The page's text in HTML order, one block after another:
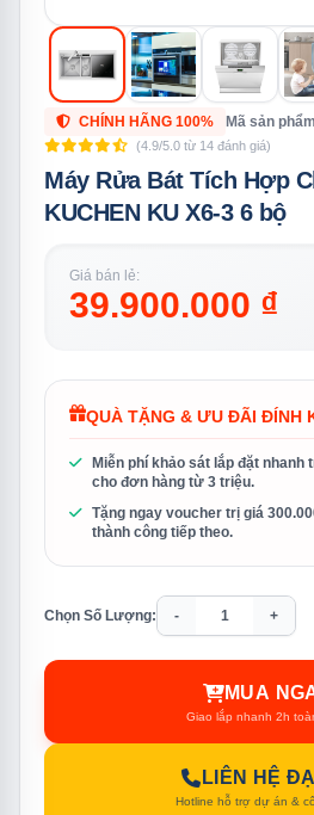
CHÍNH HÃNG 100% Mã sản
(4.9/5.0 từ 14 đánh giá)
Máy Rửa Bát Tích Hợp
KUCHEN KU X6-3 6 bộ
Giá bán lẻ:
39.900.000 ₫
QUÀ TẶNG & ƯU ĐÃI ĐÍNH
Miễn phí khảo sát lắp đặt nhanh
cho đơn hàng từ 3 triệu.
Tặng ngay voucher trị giá
thành công tiếp theo.
Chọn Số Lượng: - +
MUA
Giao lắp nhanh 2h
LIÊN HỆ
Hotline hỗ trợ dự án &